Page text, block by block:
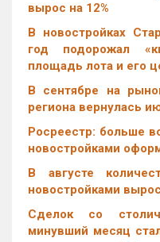
вырос на 12%
В новостройках
год подорожал
площадь лота и его
В сентябре на
региона вернулась
Росреестр: больше
новостройками
В августе
новостройками
Cделок со
минувший месяц